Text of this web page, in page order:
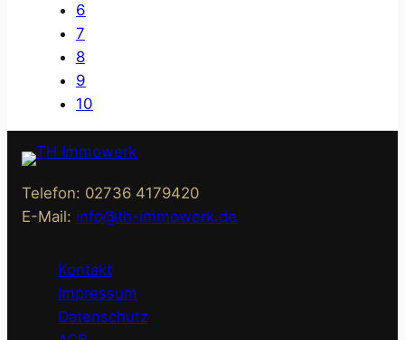
6
7
8
9
10
Telefon: 02736 4179420
E-Mail: info@th-immowerk.de
Kontakt
Impressum
Datenschutz